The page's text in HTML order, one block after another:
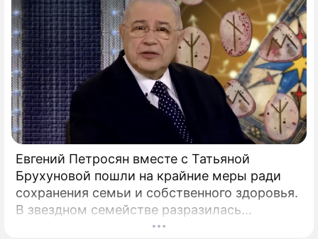
Евгений Петросян вместе с Татьяной
Брухуновой пошли на крайние меры ради
сохранения семьи и собственного здоровья.
В звездном семействе разразилась
настоящая тихая драма, которая вынудила